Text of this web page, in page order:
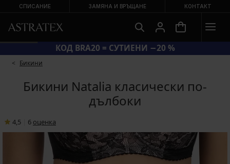
СПИСАНИЕ ЗАМЯНА И ВРЪЩАНЕ КОНТАКТ
КОД BRA20 = СУТИЕНИ −20 %
Бикини
Бикини Natalia класически по-
дълбоки
4,5 6 oценка